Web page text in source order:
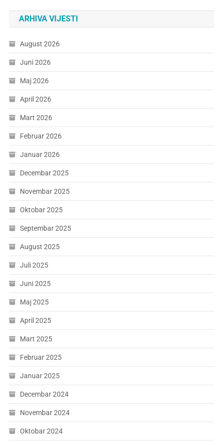
ARHIVA VIJESTI
August 2026
Juni 2026
Maj 2026
April 2026
Mart 2026
Februar 2026
Januar 2026
Decembar 2025
Novembar 2025
Oktobar 2025
Septembar 2025
August 2025
Juli 2025
Juni 2025
Maj 2025
April 2025
Mart 2025
Februar 2025
Januar 2025
Decembar 2024
Novembar 2024
Oktobar 2024